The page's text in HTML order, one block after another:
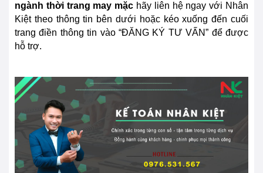
ngành thời trang may mặc hãy liên hệ ngay với Nhân
Kiệt theo thông tin bên dưới hoặc kéo xuống đến cuối
trang điền thông tin vào “ĐĂNG KÝ TƯ VẤN” để được
hỗ trợ.